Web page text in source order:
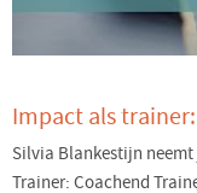
Impact als
Silvia Blankestijn
Trainer: Coachend